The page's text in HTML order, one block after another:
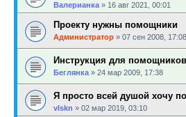
Валерианка » 16 авг 2021, 00:01
Проекту нужны помощники
Администратор » 07 сен 2008, 17:08
Инструкция для помощников
Беглянка » 24 мар 2009, 17:38
Я просто всей душой хочу
vlskn » 02 мар 2019, 03:10